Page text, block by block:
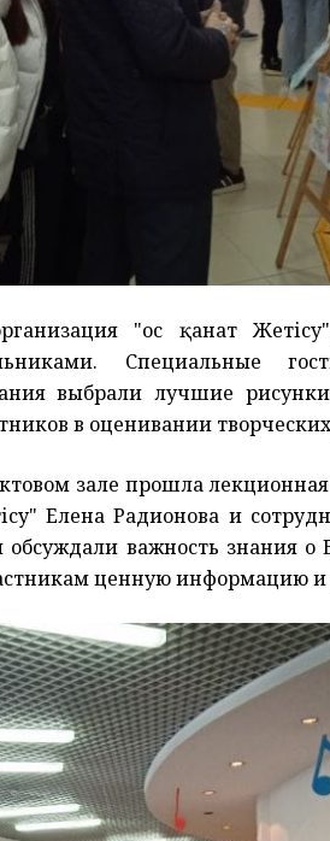
"Қос қанат
Специальные
выбрали лучшие
в оценивании
зале прошла
Елена Радионова и
важность знания
ценную информацию и